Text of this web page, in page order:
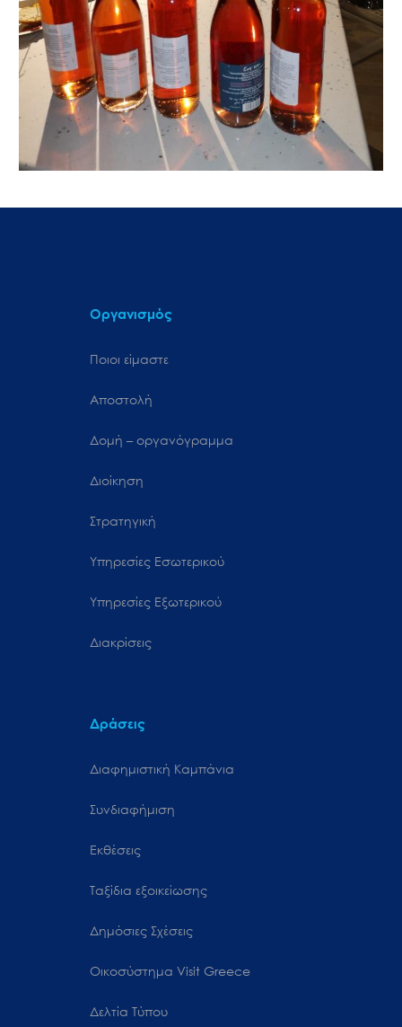
Οργανισμός
Ποιοι είμαστε
Αποστολή
Δομή – οργανόγραμμα
Διοίκηση
Στρατηγική
Υπηρεσίες Εσωτερικού
Υπηρεσίες Εξωτερικού
Διακρίσεις
Δράσεις
Διαφημιστική Καμπάνια
Συνδιαφήμιση
Εκθέσεις
Ταξίδια εξοικείωσης
Δημόσιες Σχέσεις
Oικοσύστημα Visit Greece
Δελτία Τύπου